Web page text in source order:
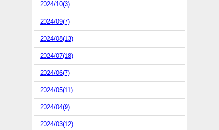
2024/10(3)
2024/09(7)
2024/08(13)
2024/07(18)
2024/06(7)
2024/05(11)
2024/04(9)
2024/03(12)